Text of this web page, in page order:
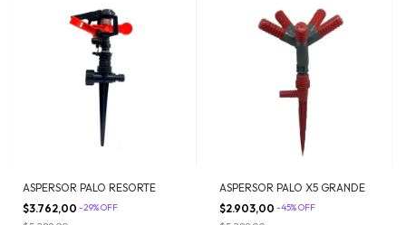
ASPERSOR PALO RESORTE
$3.762,00 -29%OFF
ASPERSOR PALO X5 GRANDE
$2.903,00 -45%OFF